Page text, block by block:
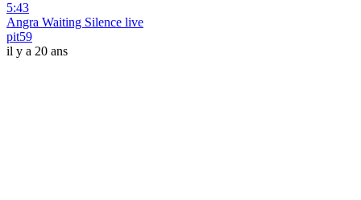
5:43
Angra Waiting Silence live
pit59
il y a 20 ans